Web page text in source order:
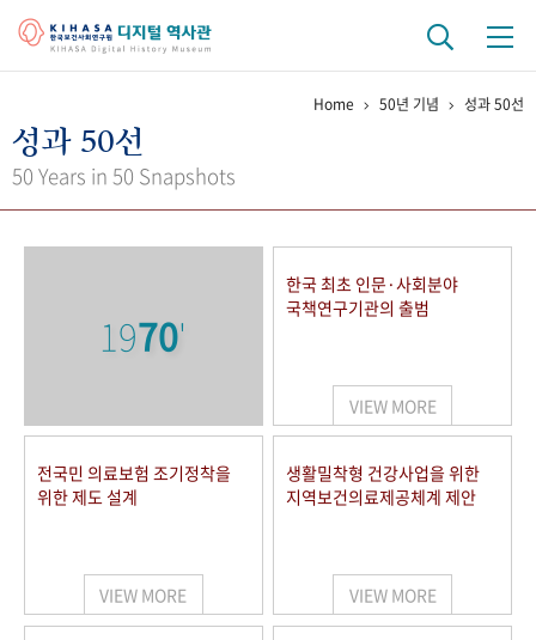
걸어온 길 기관 변천사
키워드로 보는 연구 역사
연구자들
사진 아카이브 문서 기록물 행정박물 영상 기록물
50+1 주년 기념
세계와 함께 한 KIHASA
Home 50년 기념 성과 50선
성과 50선
50 Years in 50 Snapshots
1970'
한국 최초 인문·사회분야
국책연구기관의 출범
VIEW MORE
전국민 의료보험 조기정착을
위한 제도 설계
VIEW MORE
생활밀착형 건강사업을 위한
지역보건의료제공체계 제안
VIEW MORE